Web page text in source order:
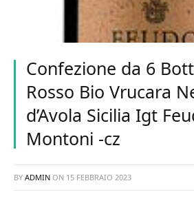
Confezione da 6
Rosso Bio Vrucara
d’Avola Sicilia Igt
Montoni -cz
BY ADMIN ON 15 FEBBRAIO 2023